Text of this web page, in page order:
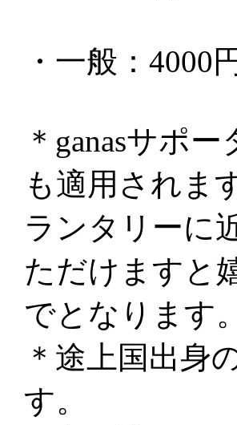
・一般：4000
＊ganasサポ
も適用されま
ランタリーに
ただけますと
でとなります
＊途上国出身
す。